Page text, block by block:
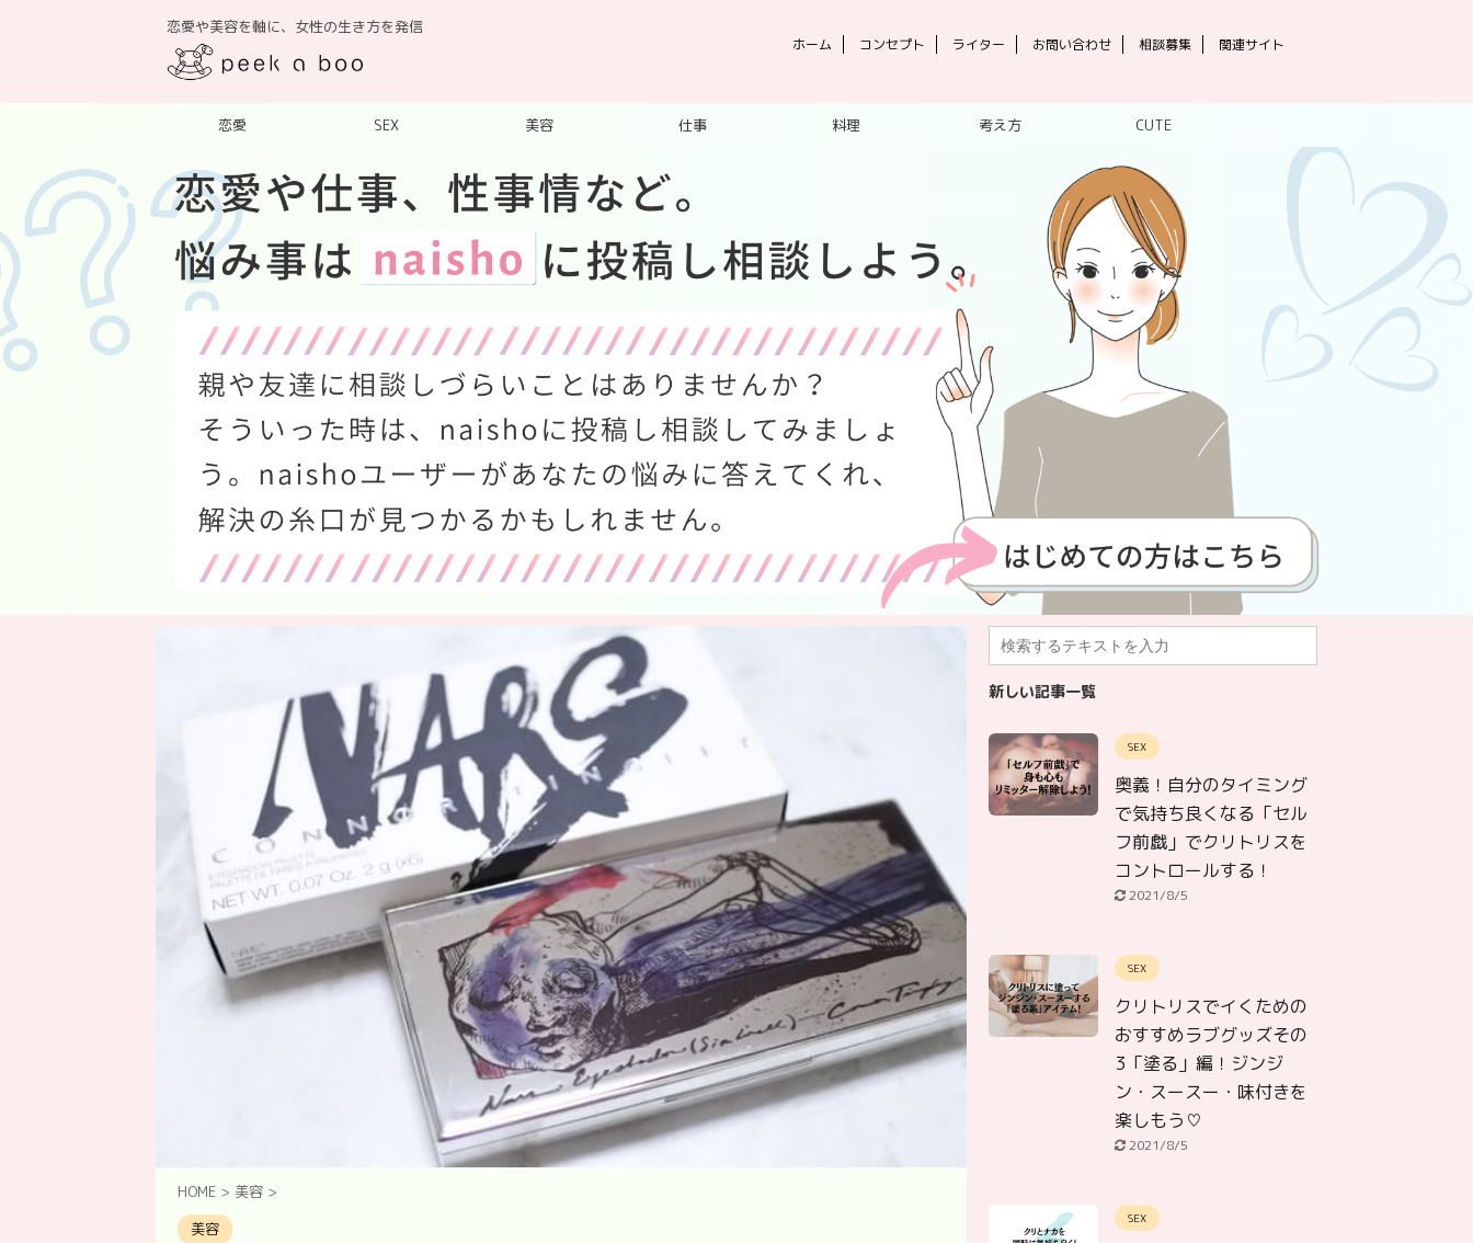
恋愛や美容を軸に、女性の生き方を発信
ホーム コンセプト ライター お問い合わせ 相談募集 関連サイト
恋愛 SEX 美容 仕事 料理 考え方 CUTE
HOME > 美容 >
美容
新しい記事一覧
SEX
奥義！自分のタイミング
で気持ち良くなる「セル
フ前戯」でクリトリスを
コントロールする！
2021/8/5
SEX
クリトリスでイくための
おすすめラブグッズその
3「塗る」編！ジンジ
ン・スースー・味付きを
楽しもう♡
2021/8/5
SEX